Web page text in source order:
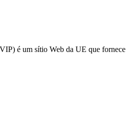
é um sítio Web da UE que